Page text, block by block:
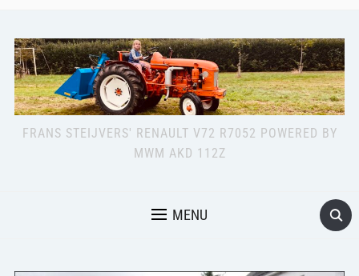
FRANS STEIJVERS' RENAULT V72 R7052 POWERED BY
MWM AKD 112Z
MENU